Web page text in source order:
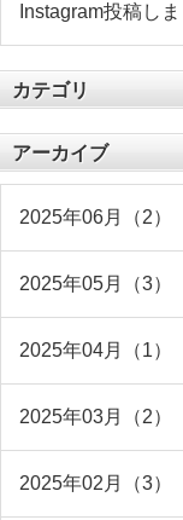
Instagram投稿し
カテゴリ
アーカイブ
2025年06月（2）
2025年05月（3）
2025年04月（1）
2025年03月（2）
2025年02月（3）